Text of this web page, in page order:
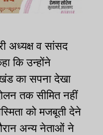
अध्यक्ष व सांसद
कि उन्होंने
का सपना देखा
तक सीमित नहीं
को मजबूती देने
अन्य नेताओं ने